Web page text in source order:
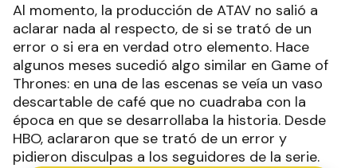
Al momento, la producción de ATAV no salió a
aclarar nada al respecto, de si se trató de un
error o si era en verdad otro elemento. Hace
algunos meses sucedió algo similar en Game of
Thrones: en una de las escenas se veía un vaso
descartable de café que no cuadraba con la
época en que se desarrollaba la historia. Desde
HBO, aclararon que se trató de un error y
pidieron disculpas a los seguidores de la serie.